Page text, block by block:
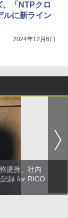
「NTPクロ
ルに新ライン
2024年12月6日
提携、社内
録 for RICO